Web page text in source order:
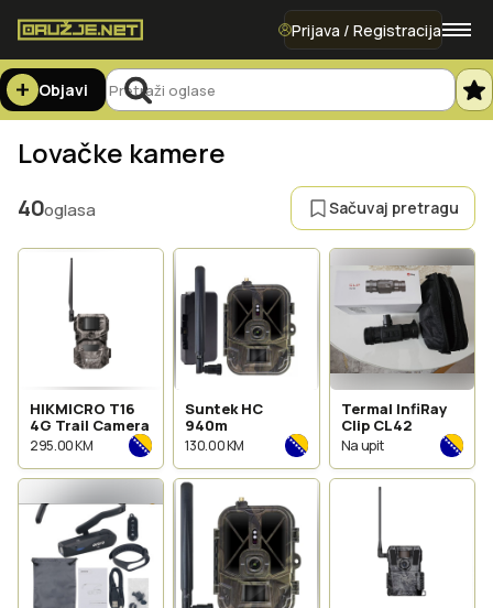
Prijava / Registracija
Objavi
Lovačke kamere
40oglasa Sačuvaj pretragu
HIKMICRO T16
4G Trail Camera
295.00 KM
Suntek HC
940m
130.00 KM
Termal InfiRay
Clip CL42
Na upit